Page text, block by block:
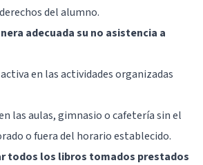
del alumno.
adecuada su no asistencia a
en las actividades organizadas
las aulas, gimnasio o cafetería sin el
o fuera del horario establecido.
todos los libros tomados prestados